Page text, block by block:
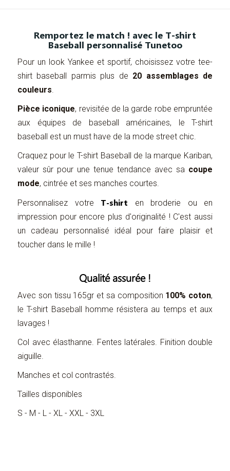
Remportez le match ! avec le T-shirt
Baseball personnalisé Tunetoo
Pour un look Yankee et sportif, choisissez votre tee-
shirt baseball parmis plus de 20 assemblages de
couleurs.
Pièce iconique, revisitée de la garde robe empruntée
aux équipes de baseball américaines, le T-shirt
baseball est un must have de la mode street chic.
Craquez pour le T-shirt Baseball de la marque Kariban,
valeur sûr pour une tenue tendance avec sa coupe
mode, cintrée et ses manches courtes.
Personnalisez votre T-shirt
en broderie ou en
impression pour encore plus d'originalité ! C'est aussi
un cadeau personnalisé idéal pour faire plaisir et
toucher dans le mille !
Qualité assurée !
Avec son tissu 165gr et sa composition 100% coton,
le T-shirt Baseball homme résistera au temps et aux
lavages !
Col avec élasthanne. Fentes latérales. Finition double
aiguille.
Manches et col contrastés.
Tailles disponibles
S - M - L - XL - XXL - 3XL